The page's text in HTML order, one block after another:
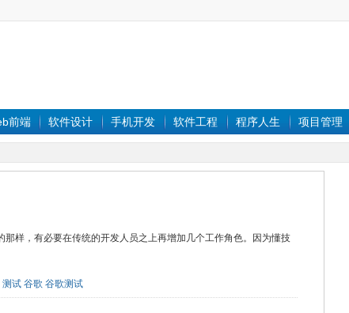
前端 软件设计 手机开发 软件工程 程序人生 项目管理
那样，有必要在传统的开发人员之上再增加几个工作角色。因为懂技
测试 谷歌 谷歌测试